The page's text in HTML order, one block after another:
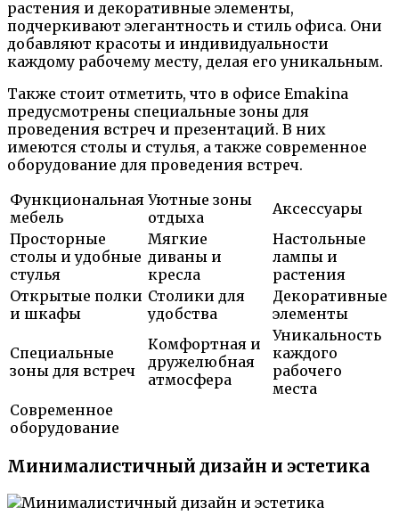
растения и декоративные элементы,
подчеркивают элегантность и стиль офиса. Они
добавляют красоты и индивидуальности
каждому рабочему месту, делая его уникальным.
Также стоит отметить, что в офисе Emakina
предусмотрены специальные зоны для
проведения встреч и презентаций. В них
имеются столы и стулья, а также современное
оборудование для проведения встреч.
Функциональная
мебель
Уютные зоны
отдыха
Аксессуары
Просторные
столы и удобные
стулья
Мягкие
диваны и
кресла
Настольные
лампы и
растения
Открытые полки
и шкафы
Столики для
удобства
Декоративные
элементы
Специальные
зоны для встреч
Комфортная и
дружелюбная
атмосфера
Уникальность
каждого
рабочего
места
Современное
оборудование
Минималистичный дизайн и эстетика